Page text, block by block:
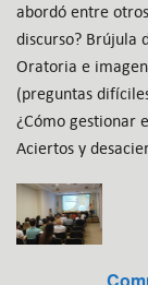
abordó entre
discurso? Brújula
Oratoria e
(preguntas
¿Cómo gestionar
Aciertos y